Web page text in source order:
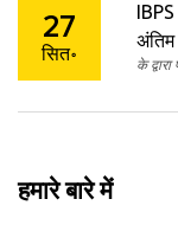
27
सित॰
अंतिम
के
हमारे बारे में